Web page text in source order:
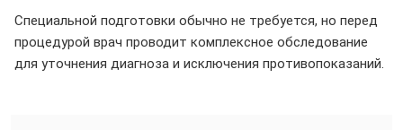
Специальной подготовки обычно не требуется, но перед
процедурой врач проводит комплексное обследование
для уточнения диагноза и исключения противопоказаний.